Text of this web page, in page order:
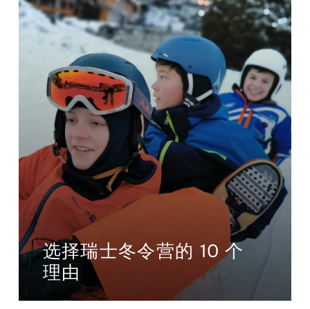
选择瑞士冬令营的 10 个
理由